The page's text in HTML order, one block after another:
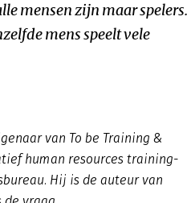
mensen zijn maar spelers.
mens speelt vele
van To be Training &
human resources training-
Hij is de auteur van